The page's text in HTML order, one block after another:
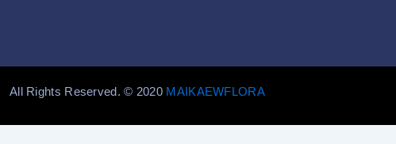
All Rights Reserved. © 2020 MAIKAEWFLORA